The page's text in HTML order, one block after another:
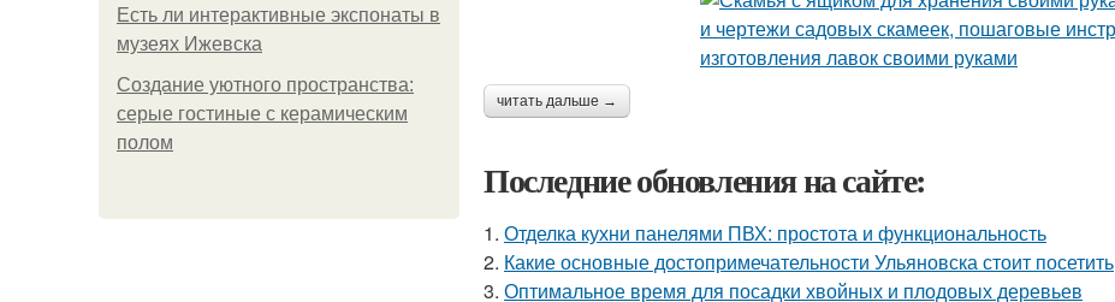
Есть ли интерактивные экспонаты в
музеях Ижевска
Создание уютного пространства:
серые гостиные с керамическим
полом
читать дальше →
Последние обновления на сайте:
1. Отделка кухни панелями ПВХ: простота и функциональность
2. Какие основные достопримечательности Ульяновска стоит посетить
3. Оптимальное время для посадки хвойных и плодовых деревьев